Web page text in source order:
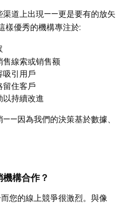
渠道上出現——更是要有的放矢
樣優秀的機構專注於:
線索或销售额
吸引用戶
留住客戶
持續改進
因為我們的決策基於數據、
構合作？
您的線上競爭很激烈。與像